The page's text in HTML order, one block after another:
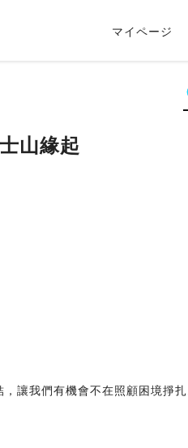
マイページ
山緣起
讓我們有機會不在照顧困境掙扎